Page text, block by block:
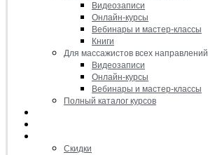
Видеозаписи
Онлайн-курсы
Вебинары и мастер-классы
Книги
Для массажистов всех направлений
Видеозаписи
Онлайн-курсы
Вебинары и мастер-классы
Полный каталог курсов
Скидки